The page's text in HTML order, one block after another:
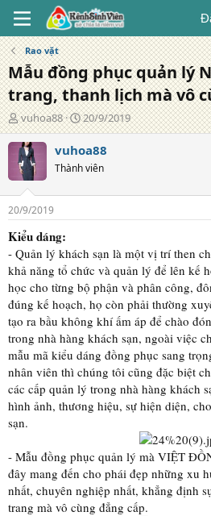
Rao vặt
Mẫu đồng phục quản lý
trang, thanh lịch mà vô
T
á
c
g
i
ả
vuhoa88
N
g
à
đ
g
20/9/2019
vuhoa88
Thành viên
20/9/2019
Kiểu dáng:
- Quản lý khách sạn là một vị trí then
khả năng tổ chức và quản lý để lên kế
học cho từng bộ phận và phân công,
đúng kế hoạch, họ còn phải thường
tạo ra bầu không khí ấm áp để chào
trong nhà hàng khách sạn, ngoài việc
mẫu mã kiểu dáng đồng phục sang
nhân viên thì chúng tôi cũng đặc biệt
các cấp quản lý trong nhà hàng khách
hình ảnh, thương hiệu, sự hiện diện,
sạn.
- Mẫu đồng phục quản lý mà VIỆT
đây mang đến cho phái đẹp những xu
nhất, chuyên nghiệp nhất, khẳng định
trang mà vô cùng đẳng cấp.